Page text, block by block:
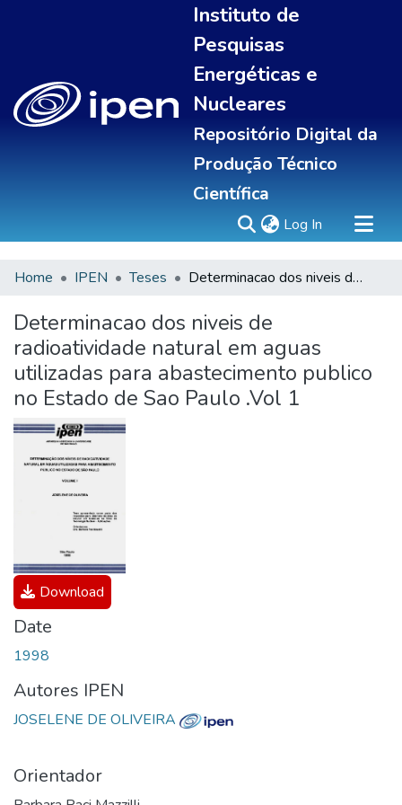
Instituto de
Pesquisas
Energéticas e
Nucleares
Repositório Digital da
Produção Técnico
Científica
Log In (current)
Sobre
Communities & Collections
All of DSpace
Statistics
Home IPEN Teses Determinacao dos niveis de radioatividade natural em aguas utilizadas para abastecimento publico no Estado de Sao Paulo .Vol 1
Determinacao dos niveis de
radioatividade natural em aguas
utilizadas para abastecimento publico
no Estado de Sao Paulo .Vol 1
Download
Date
1998
Autores IPEN
JOSELENE DE OLIVEIRA
Orientador